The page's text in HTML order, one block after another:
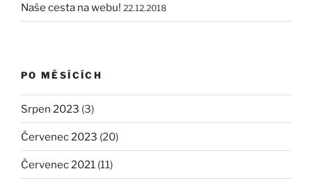
Naše cesta na webu! 22.12.2018
PO MĚSÍCÍCH
Srpen 2023 (3)
Červenec 2023 (20)
Červenec 2021 (11)